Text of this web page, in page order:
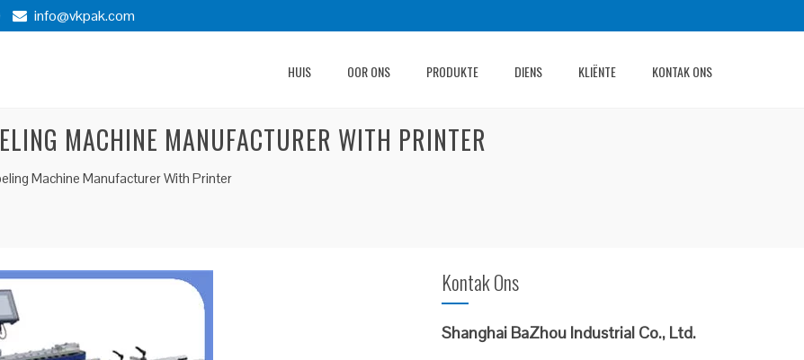
info@vkpak.com
HUIS OOR ONS PRODUKTE DIENS KLIËNTE KONTAK ONS
MACHINE MANUFACTURER WITH PRINTER
Machine Manufacturer With Printer
Kontak Ons
Shanghai BaZhou Industrial Co., Ltd.